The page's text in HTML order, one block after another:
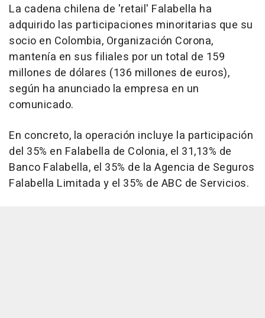
La cadena chilena de 'retail' Falabella ha
adquirido las participaciones minoritarias que su
socio en Colombia, Organización Corona,
mantenía en sus filiales por un total de 159
millones de dólares (136 millones de euros),
según ha anunciado la empresa en un
comunicado.
En concreto, la operación incluye la participación
del 35% en Falabella de Colonia, el 31,13% de
Banco Falabella, el 35% de la Agencia de Seguros
Falabella Limitada y el 35% de ABC de Servicios.